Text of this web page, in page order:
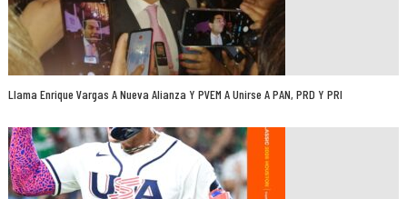
Llama Enrique Vargas A Nueva Alianza Y PVEM A Unirse A PAN, PRD Y PRI